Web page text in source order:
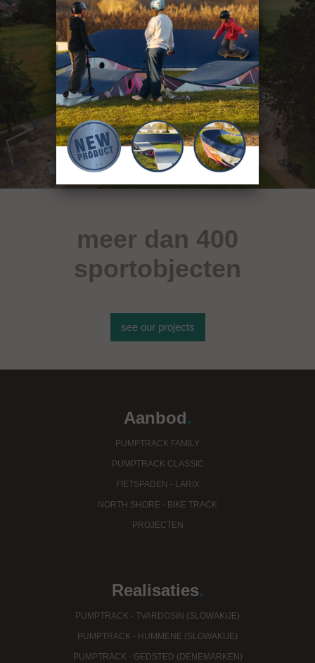
meer dan 400
sportobjecten
see our projects
Aanbod.
PUMPTRACK FAMILY
PUMPTRACK CLASSIC
FIETSPADEN - LARIX
NORTH SHORE - BIKE TRACK
PROJECTEN
Realisaties.
PUMPTRACK - TVARDOSIN (SLOWAKIJE)
PUMPTRACK - HUMMENE (SLOWAKIJE)
PUMPTRACK - GEDSTED (DENEMARKEN)